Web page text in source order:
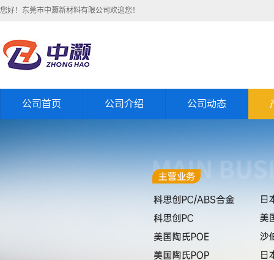
您好！东莞市中灏新材料有限公司欢迎您！
公司首页 公司介绍 公司动态